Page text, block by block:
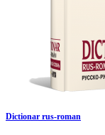
Dictionar rus-roman